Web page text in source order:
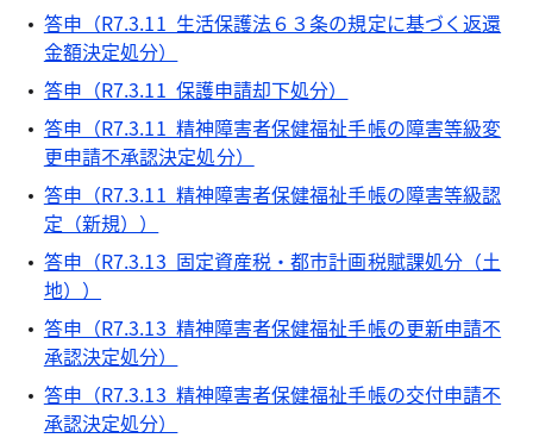
答申（R7.3.11 生活保護法６３条の規定に基づく返還
金額決定処分）
答申（R7.3.11 保護申請却下処分）
答申（R7.3.11 精神障害者保健福祉手帳の障害等級変
更申請不承認決定処分）
答申（R7.3.11 精神障害者保健福祉手帳の障害等級認
定（新規））
答申（R7.3.13 固定資産税・都市計画税賦課処分（土
地））
答申（R7.3.13 精神障害者保健福祉手帳の更新申請不
承認決定処分）
答申（R7.3.13 精神障害者保健福祉手帳の交付申請不
承認決定処分）